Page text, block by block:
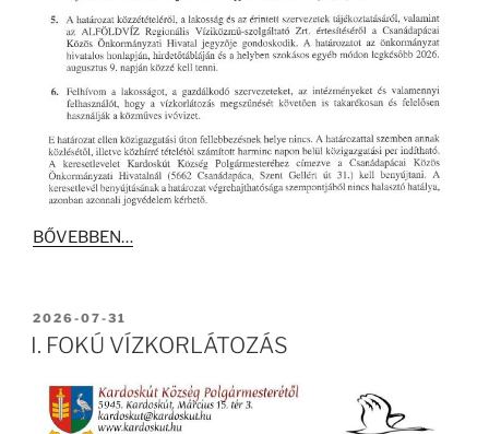
BŐVEBBEN…
BEKÜLDVE:
2026-07-31
I. FOKÚ VÍZKORLÁTOZÁS